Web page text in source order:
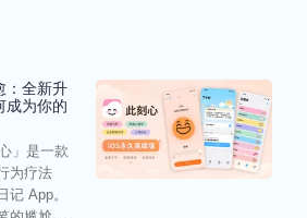
：全新升
成为你的
」是一款
为疗法
记 App。